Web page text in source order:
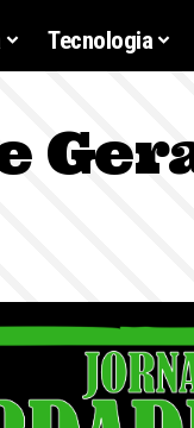
Tecnologia